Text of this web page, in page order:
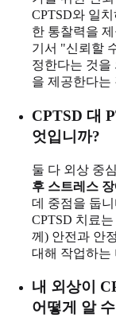
CPTSD와 일
한 통찰력을
기서 "신뢰할
정한다는 것을
을 제공한다는
CPTSD 대
엇입니까?
둘 다 외상 중
후 스트레스
데 중점을 둡
CPTSD 치료
께) 안전과 안
대해 작업하는
내 외상이
어떻게 알